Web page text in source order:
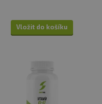
Vložit do košíku